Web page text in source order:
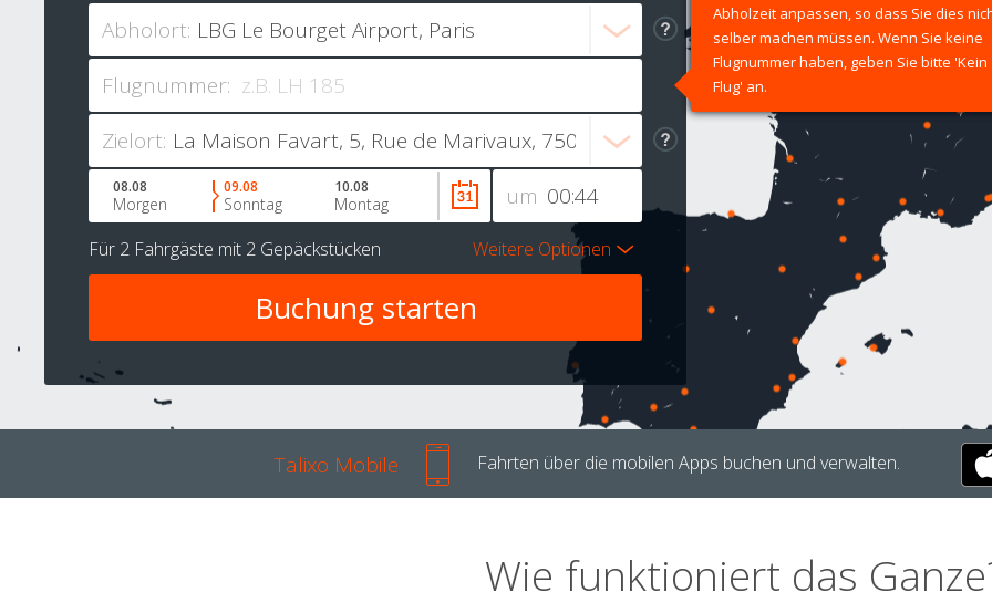
Abholort:
Flugnummer:
Abholzeit anpassen, so dass Sie dies
selber machen müssen. Wenn Sie keine
Flugnummer haben, geben Sie bitte 'Kein
Flug' an.
Zielort:
um
08.08
Morgen
09.08
Sonntag
10.08
Montag
Für 2 Fahrgäste mit 2 Gepäckstücken Weitere Optionen
Talixo Mobile Fahrten über die mobilen Apps buchen und verwalten.
Wie funktioniert das